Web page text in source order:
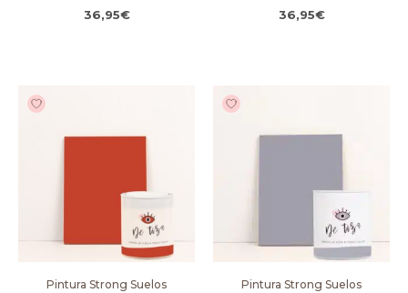
36,95€ 36,95€
Pintura Strong Suelos
Pintura Strong Suelos